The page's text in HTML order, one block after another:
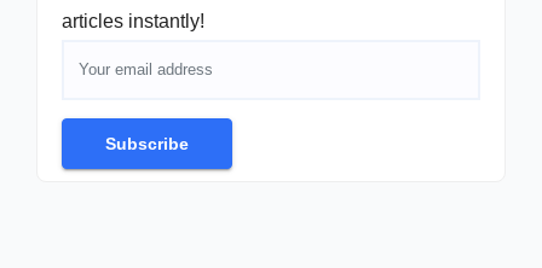
articles instantly!
Subscribe